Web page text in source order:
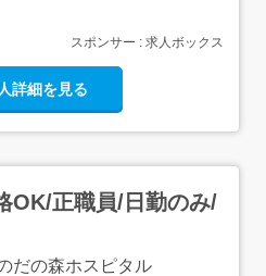
スポンサー : 求人ボックス
詳細を見る
OK/正職員/日勤のみ/
だの森ホスピタル